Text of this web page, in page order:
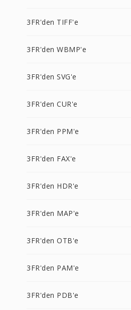
3FR'den TIFF'e
3FR'den WBMP'e
3FR'den SVG'e
3FR'den CUR'e
3FR'den PPM'e
3FR'den FAX'e
3FR'den HDR'e
3FR'den MAP'e
3FR'den OTB'e
3FR'den PAM'e
3FR'den PDB'e